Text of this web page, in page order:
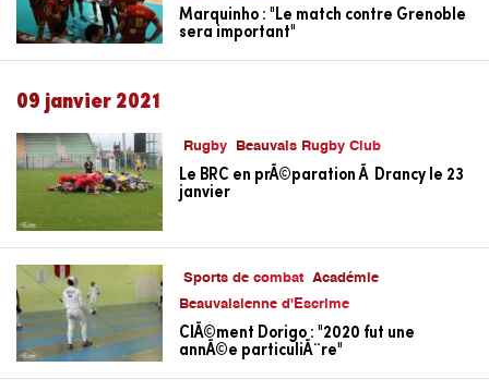
Marquinho : "Le match contre Grenoble
sera important"
09 janvier 2021
Rugby Beauvais Rugby Club
Le BRC en prÃ©paration Ã Drancy le 23
janvier
Sports de combat
Académie
Beauvaisienne d'Escrime
ClÃ©ment Dorigo : "2020 fut une
annÃ©e particuliÃ¨re"